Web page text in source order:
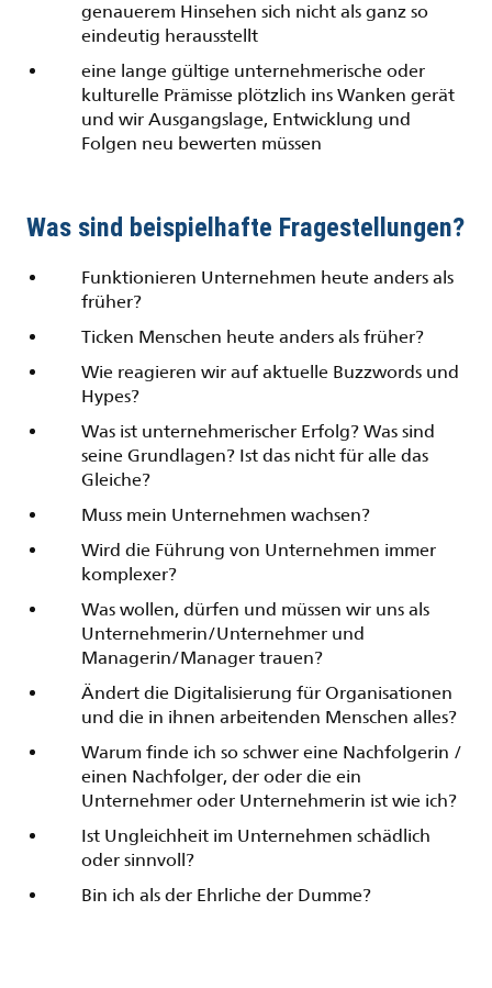
genauerem Hinsehen sich nicht als ganz so
eindeutig herausstellt
eine lange gültige unternehmerische oder
kulturelle Prämisse plötzlich ins Wanken gerät
und wir Ausgangslage, Entwicklung und
Folgen neu bewerten müssen
Was sind beispielhafte Fragestellungen?
Funktionieren Unternehmen heute anders als
früher?
Ticken Menschen heute anders als früher?
Wie reagieren wir auf aktuelle Buzzwords und
Hypes?
Was ist unternehmerischer Erfolg? Was sind
seine Grundlagen? Ist das nicht für alle das
Gleiche?
Muss mein Unternehmen wachsen?
Wird die Führung von Unternehmen immer
komplexer?
Was wollen, dürfen und müssen wir uns als
Unternehmerin/Unternehmer und
Managerin/Manager trauen?
Ändert die Digitalisierung für Organisationen
und die in ihnen arbeitenden Menschen alles?
Warum finde ich so schwer eine Nachfolgerin /
einen Nachfolger, der oder die ein
Unternehmer oder Unternehmerin ist wie ich?
Ist Ungleichheit im Unternehmen schädlich
oder sinnvoll?
Bin ich als der Ehrliche der Dumme?